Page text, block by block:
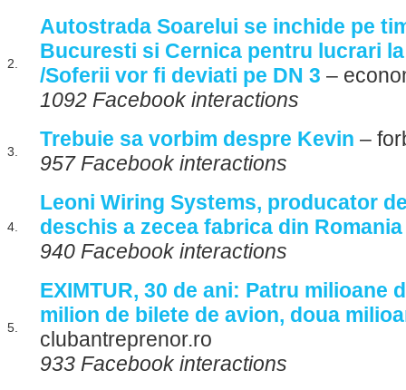
2.
Autostrada Soarelui se inchide pe
Bucuresti si Cernica pentru lucrari
/Soferii vor fi deviati pe DN 3 –
1092 Facebook interactions
3.
Trebuie sa vorbim despre Kevin –
957 Facebook interactions
4.
Leoni Wiring Systems, producator
deschis a zecea fabrica din Romania
940 Facebook interactions
5.
EXIMTUR, 30 de ani: Patru milioane
milion de bilete de avion, doua
clubantreprenor.ro
933 Facebook interactions